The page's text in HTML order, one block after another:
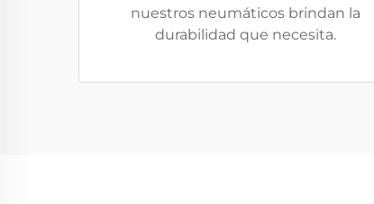
nuestros neumáticos brindan la
durabilidad que necesita.